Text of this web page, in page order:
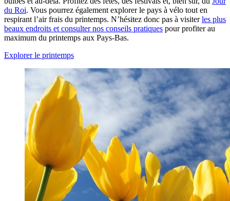
du Roi. Vous pourrez également explorer le pays à vélo tout en
respirant l’air frais du printemps. N’hésitez donc pas à visiterles plus
beaux endroits et consulter nos conseils pratiques pour profiter au
maximum du printemps aux Pays-Bas.
Explorer le printemps